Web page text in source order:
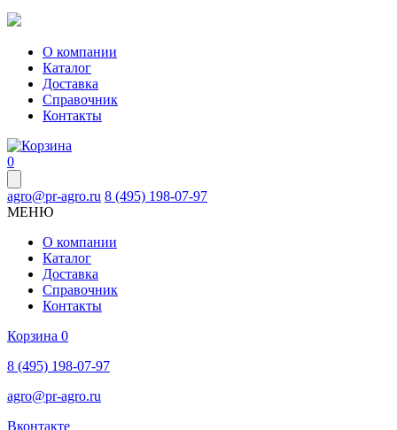
О компании
Каталог
Доставка
Справочник
Контакты
0
agro@pr-agro.ru 8 (495) 198-07-97
МЕНЮ
О компании
Каталог
Доставка
Справочник
Контакты
Корзина 0
8 (495) 198-07-97
agro@pr-agro.ru
Вконтакте